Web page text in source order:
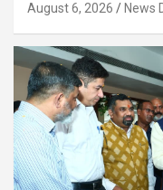
August 6, 2026 News